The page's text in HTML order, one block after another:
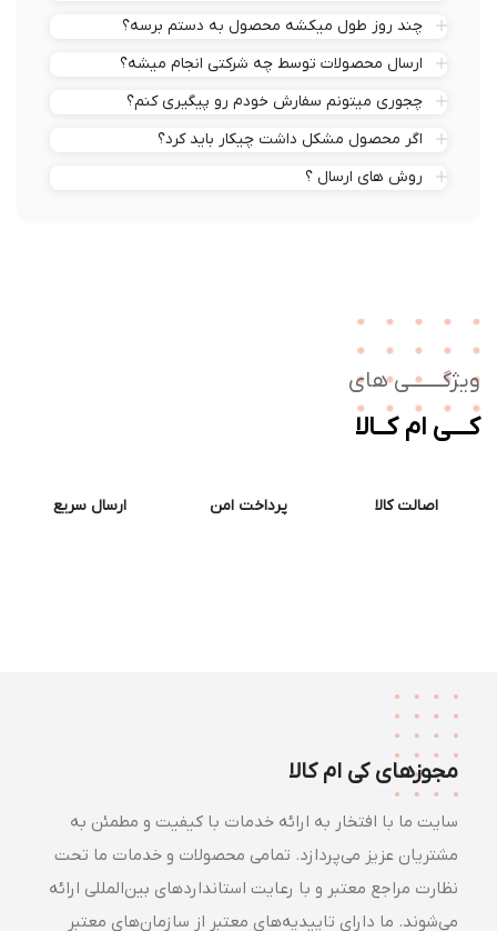
چند روز طول میکشه محصول به دستم برسه؟
ارسال محصولات توسط چه شرکتی انجام میشه؟
چجوری میتونم سفارش خودم رو پیگیری کنم؟
اگر محصول مشکل داشت چیکار باید کرد؟
روش های ارسال ؟
های
ام کــالا
اصالت کالا پرداخت امن ارسال سریع
مجوزهای کی ام کالا
سایت ما با افتخار به ارائه خدمات با کیفیت و مطمئن به
مشتریان عزیز می‌پردازد. تمامی محصولات و خدمات ما تحت
نظارت مراجع معتبر و با رعایت استانداردهای بین‌المللی ارائه
می‌شوند. ما دارای تاییدیه‌های معتبر از سازمان‌های معتبر